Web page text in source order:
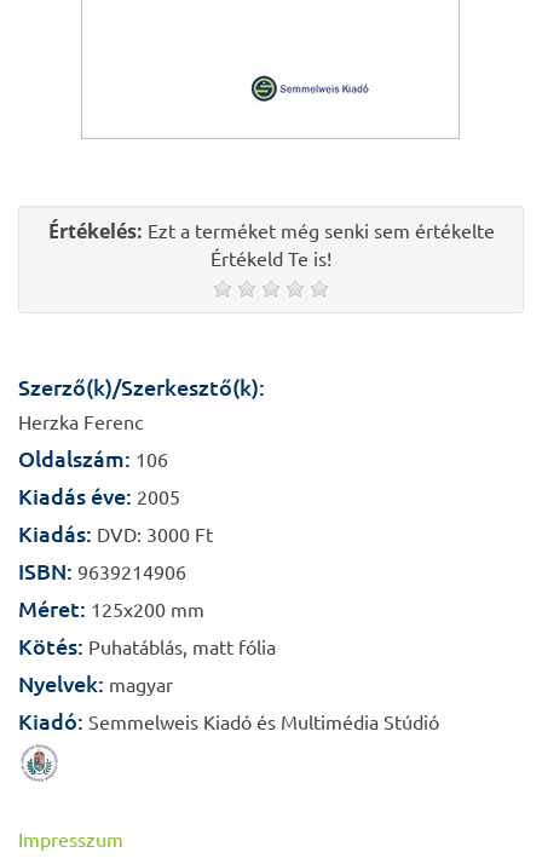
Értékelés: Ezt a terméket még senki sem értékelte
Értékeld Te is!
Szerző(k)/Szerkesztő(k):
Herzka Ferenc
Oldalszám: 106
Kiadás éve: 2005
Kiadás: DVD: 3000 Ft
ISBN: 9639214906
Méret: 125x200 mm
Kötés: Puhatáblás, matt fólia
Nyelvek: magyar
Kiadó: Semmelweis Kiadó és Multimédia Stúdió
Impresszum